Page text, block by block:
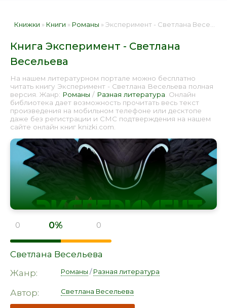
Книжки » Книги » Романы » Эксперимент - Светлана Весельева 📕 - Книга онлайн бесплатно
Книга Эксперимент - Светлана
Весельева
На нашем литературном портале можно бесплатно
читать книгу Эксперимент - Светлана Весельева полная
версия. Жанр: Романы / Разная литература . Онлайн
библиотека дает возможность прочитать весь текст
произведения на мобильном телефоне или десктопе
даже без регистрации и СМС подтверждения на нашем
сайте онлайн книг knizki.com.
0 0% 0
Светлана Весельева
Жанр:
Романы /Разная литература
Автор: Светлана Весельева